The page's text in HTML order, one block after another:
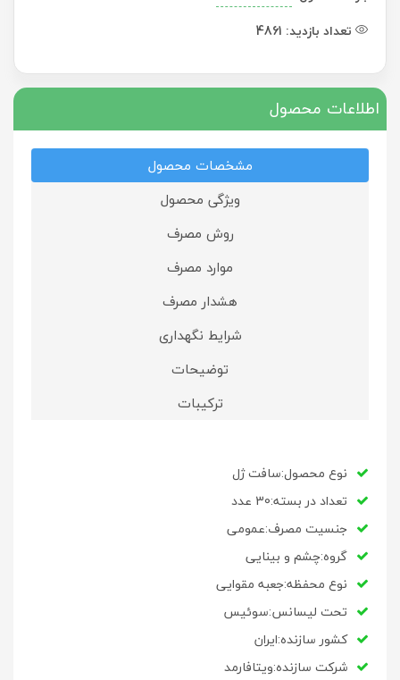
تعداد بازدید: 4861
اطلاعات محصول
مشخصات محصول
ویژگی محصول
روش مصرف
موارد مصرف
هشدار مصرف
شرایط نگهداری
توضیحات
ترکیبات
نوع محصول:سافت ژل
تعداد در بسته:30 عدد
جنسیت مصرف:عمومی
گروه:چشم و بینایی
نوع محفظه:جعبه مقوایی
تحت لیسانس:سوئیس
کشور سازنده:ایران
شرکت سازنده:ویتافارمد